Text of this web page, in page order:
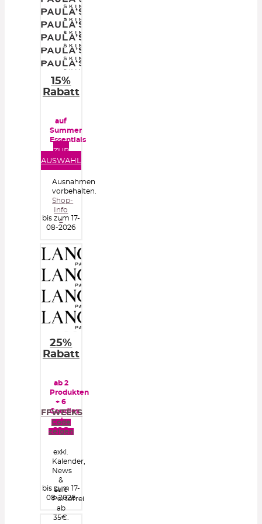
15%
Rabatt
auf
Summer
Essentials
ZUR
AUSWAHL
Ausnahmen
vorbehalten.
Shop-
Info
»
bis zum 17-
08-2026
25%
Rabatt
ab 2
Produkten
+ 6
Goodies
ab
99€
FFWEEKS
Code
zeigen
exkl.
Kalender,
News
&
Sale
Portofrei
ab
35€.
bis zum 17-
08-2026